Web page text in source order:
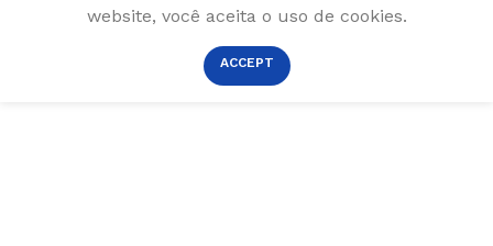
website, você aceita o uso de cookies.
ACCEPT